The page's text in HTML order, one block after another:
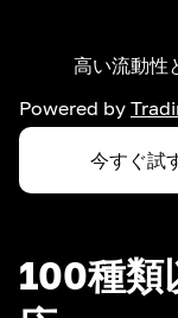
高い流動性
Powered by
今すぐ試
100種類